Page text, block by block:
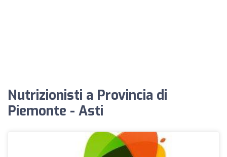
Nutrizionisti a Provincia di
Piemonte - Asti